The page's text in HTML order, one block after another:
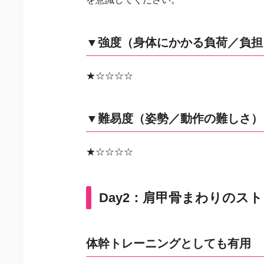
▼強度（身体にかかる負荷／負担
★☆☆☆☆
▼難易度（姿勢／動作の難しさ）
★☆☆☆☆
Day2：肩甲骨まわりのス
体幹トレーニングとしても有用